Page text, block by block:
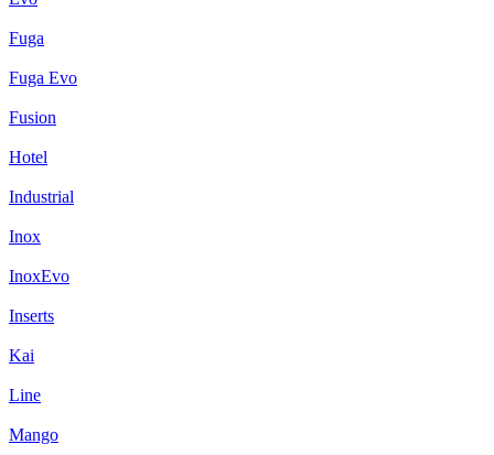
Fuga
Fuga Evo
Fusion
Hotel
Industrial
Inox
InoxEvo
Inserts
Kai
Line
Mango